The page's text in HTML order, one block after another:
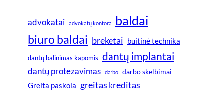
advokatai advokatų kontora baldai
biuro baldai breketai buitinė technika
dantų balinimas kapomis dantų implantai
dantų protezavimas darbo darbo skelbimai
Greita paskola greitas kreditas